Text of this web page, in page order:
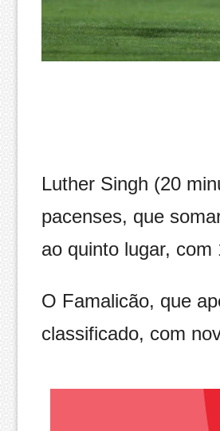
Luther Singh (20
pacenses, que
ao quinto lugar, com
O Famalicão, que
classificado, com